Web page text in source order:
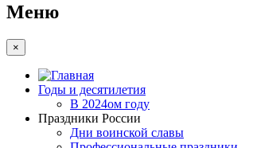
Меню
×
Годы и десятилетия
В 2024ом году
Праздники России
Дни воинской славы